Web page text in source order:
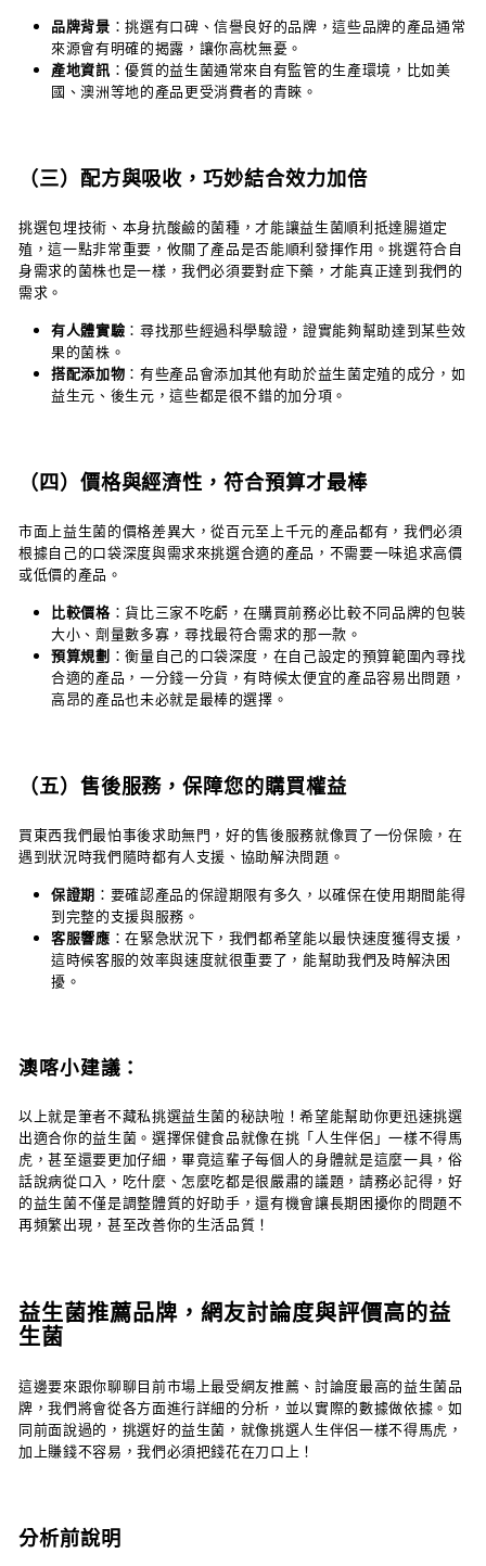
品牌背景 ：挑選有口碑、信譽良好的品牌，這些品牌的產品通常
來源會有明確的揭露，讓你高枕無憂。
產地資訊 ：優質的益生菌通常來自有監管的生產環境，比如美
國、澳洲等地的產品更受消費者的青睞。
（三）配方與吸收，巧妙結合效力加倍
挑選包埋技術、本身抗酸鹼的菌種，才能讓益生菌順利抵達腸道定
殖，這一點非常重要，攸關了產品是否能順利發揮作用。挑選符合自
身需求的菌株也是一樣，我們必須要對症下藥，才能真正達到我們的
需求。
有人體實驗 ：尋找那些經過科學驗證，證實能夠幫助達到某些效
果的菌株。
搭配添加物 ：有些產品會添加其他有助於益生菌定殖的成分，如
益生元、後生元，這些都是很不錯的加分項。
（四）價格與經濟性，符合預算才最棒
市面上益生菌的價格差異大，從百元至上千元的產品都有，我們必須
根據自己的口袋深度與需求來挑選合適的產品，不需要一味追求高價
或低價的產品。
比較價格：貨比三家不吃虧，在購買前務必比較不同品牌的包裝
大小、劑量數多寡，尋找最符合需求的那一款。
預算規劃 ：衡量自己的口袋深度，在自己設定的預算範圍內尋找
合適的產品，一分錢一分貨，有時候太便宜的產品容易出問題，
高昂的產品也未必就是最棒的選擇。
（五）售後服務，保障您的購買權益
買東西我們最怕事後求助無門，好的售後服務就像買了一份保險，在
遇到狀況時我們隨時都有人支援、協助解決問題。
保證期 ：要確認產品的保證期限有多久，以確保在使用期間能得
到完整的支援與服務。
客服響應 ：在緊急狀況下，我們都希望能以最快速度獲得支援，
這時候客服的效率與速度就很重要了，能幫助我們及時解決困
擾。
澳喀小建議：
以上就是筆者不藏私挑選益生菌的秘訣啦！希望能幫助你更迅速挑選
出適合你的益生菌。選擇保健食品就像在挑「人生伴侶」一樣不得馬
虎，甚至還要更加仔細，畢竟這輩子每個人的身體就是這麼一具，俗
話說病從口入，吃什麼、怎麼吃都是很嚴肅的議題，請務必記得，好
的益生菌不僅是調整體質的好助手，還有機會讓長期困擾你的問題不
再頻繁出現，甚至改善你的生活品質！
益生菌推薦品牌，網友討論度與評價高的益
生菌
這邊要來跟你聊聊目前市場上最受網友推薦、討論度最高的益生菌品
牌，我們將會從各方面進行詳細的分析，並以實際的數據做依據。如
同前面說過的，挑選好的益生菌，就像挑選人生伴侶一樣不得馬虎，
加上賺錢不容易，我們必須把錢花在刀口上！
分析前說明